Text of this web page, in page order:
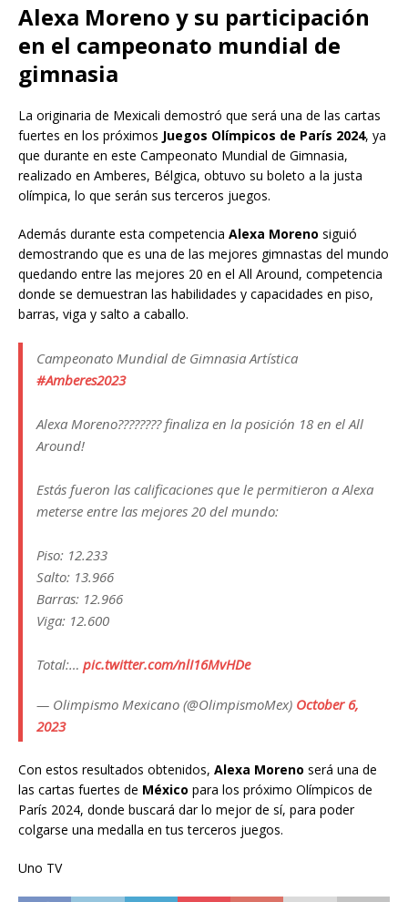
Alexa Moreno y su participación
en el campeonato mundial de
gimnasia
La originaria de Mexicali demostró que será una de las cartas
fuertes en los próximos Juegos Olímpicos de París 2024, ya
que durante en este Campeonato Mundial de Gimnasia,
realizado en Amberes, Bélgica, obtuvo su boleto a la justa
olímpica, lo que serán sus terceros juegos.
Además durante esta competencia Alexa Moreno siguió
demostrando que es una de las mejores gimnastas del mundo
quedando entre las mejores 20 en el All Around, competencia
donde se demuestran las habilidades y capacidades en piso,
barras, viga y salto a caballo.
Campeonato Mundial de Gimnasia Artística
#Amberes2023
Alexa Moreno???????? finaliza en la posición 18 en el All
Around!
Estás fueron las calificaciones que le permitieron a Alexa
meterse entre las mejores 20 del mundo:
Piso: 12.233
Salto: 13.966
Barras: 12.966
Viga: 12.600
Total:… pic.twitter.com/nlI16MvHDe
— Olimpismo Mexicano (@OlimpismoMex) October 6,
2023
Con estos resultados obtenidos, Alexa Moreno será una de
las cartas fuertes de México para los próximo Olímpicos de
París 2024, donde buscará dar lo mejor de sí, para poder
colgarse una medalla en tus terceros juegos.
Uno TV